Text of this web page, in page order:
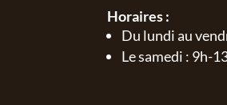
Horaires :
Du lundi au
Le samedi : 9h-